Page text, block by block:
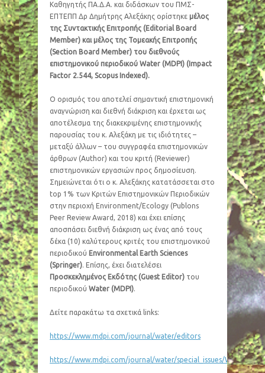
Καθηγητής ΠΑ.Δ.Α. και διδάσκων του ΠΜΣ-
ΕΠΤΕΠΠ Δρ Δημήτρης Αλεξάκης ορίστηκε μέλος
της Συντακτικής Επιτροπής (Editorial Board
Member) και μέλος της Τομεακής Επιτροπής
(Section Board Member) του διεθνούς
επιστημονικού περιοδικού Water (MDPI) (Impact
Factor 2.544, Scopus Indexed).
Ο ορισμός του αποτελεί σημαντική επιστημονική
αναγνώριση και διεθνή διάκριση και έρχεται ως
αποτέλεσμα της διακεκριμένης επιστημονικής
παρουσίας του κ. Αλεξάκη με τις ιδιότητες –
μεταξύ άλλων – του συγγραφέα επιστημονικών
άρθρων (Author) και του κριτή (Reviewer)
επιστημονικών εργασιών προς δημοσίευση.
Σημειώνεται ότι ο κ. Αλεξάκης κατατάσσεται στο
top 1% των Κριτών Επιστημονικών Περιοδικών
στην περιοχή Environment/Ecology (Publons
Peer Review Award, 2018) και έχει επίσης
αποσπάσει διεθνή διάκριση ως ένας από τους
δέκα (10) καλύτερους κριτές του επιστημονικού
περιοδικού Environmental Earth Sciences
(Springer). Επίσης, έχει διατελέσει
Προσκεκλημένος Εκδότης (Guest Editor) του
περιοδικού Water (MDPI).
Δείτε παρακάτω τα σχετικά links:
https://www.mdpi.com/journal/water/editors
https://www.mdpi.com/journal/water/special_issues/